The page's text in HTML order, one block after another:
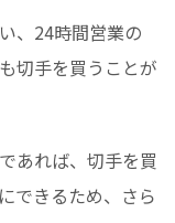
、24時間営業の
切手を買うことが
あれば、切手を買
できるため、さら